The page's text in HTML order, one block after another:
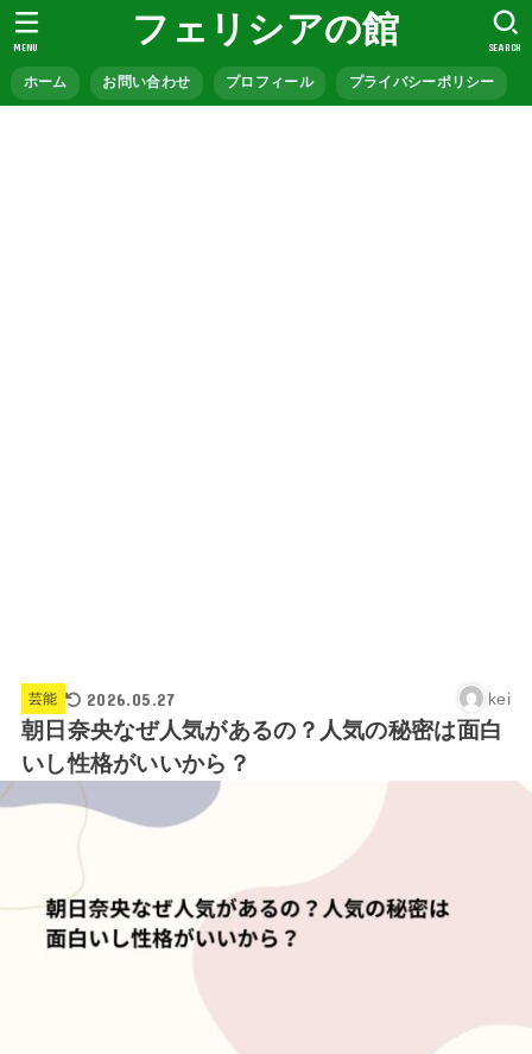
フェリシアの館
ホーム お問い合わせ プロフィール プライバシーポリシー
SEARCH
MENU
芸能 2026.05.27 kei
朝日奈央なぜ人気があるの？人気の秘密は面白
いし性格がいいから？